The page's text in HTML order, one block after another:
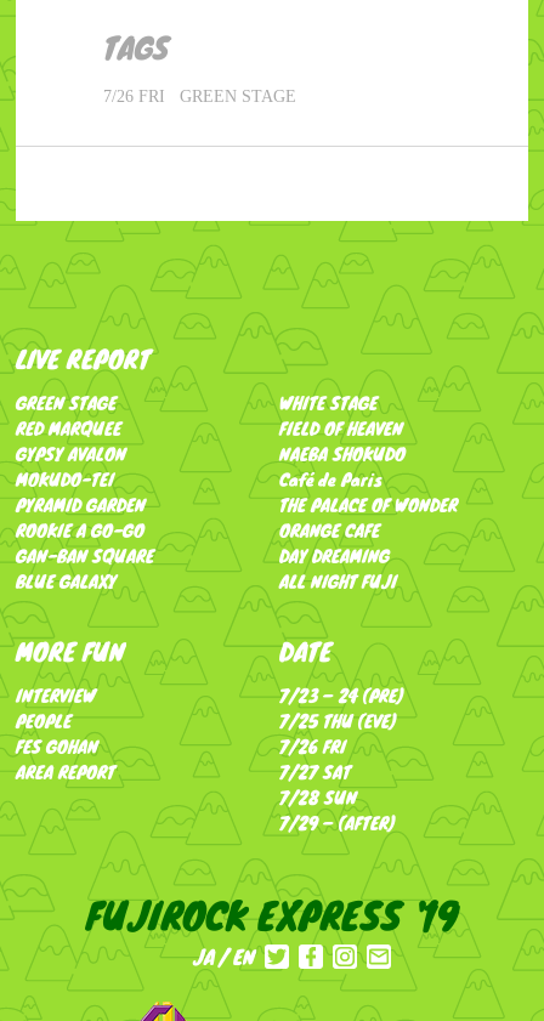
TAGS
7/26 FRI GREEN STAGE
LIVE REPORT
GREEN STAGE
WHITE STAGE
RED MARQUEE
FIELD OF HEAVEN
GYPSY AVALON
NAEBA SHOKUDO
MOKUDO-TEI
Café de Paris
PYRAMID GARDEN
THE PALACE OF WONDER
ROOKIE A GO-GO
ORANGE CAFE
GAN-BAN SQUARE
DAY DREAMING
BLUE GALAXY
ALL NIGHT FUJI
MORE FUN
INTERVIEW
PEOPLE
FES GOHAN
AREA REPORT
DATE
7/23 – 24 (PRE)
7/25 THU (EVE)
7/26 FRI
7/27 SAT
7/28 SUN
7/29 – (AFTER)
FUJIROCK EXPRESS '19
JA EN